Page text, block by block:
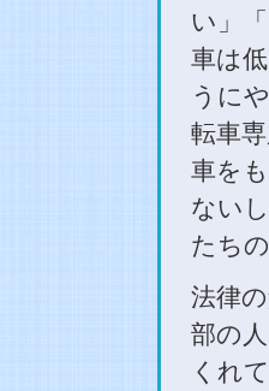
い」
車は
うに
転車
車を
ない
たち
法律
部の
くれ